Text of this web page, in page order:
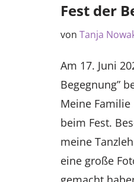
Fest der
von Tanja
Am 17. Juni
Begegnung”
Meine
beim Fest.
meine
eine große